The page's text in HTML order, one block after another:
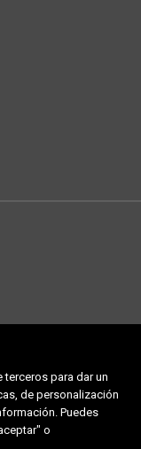
para dar un
de personalización
Puedes
o